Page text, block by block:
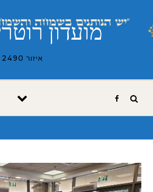
מועדון
איזור 2490